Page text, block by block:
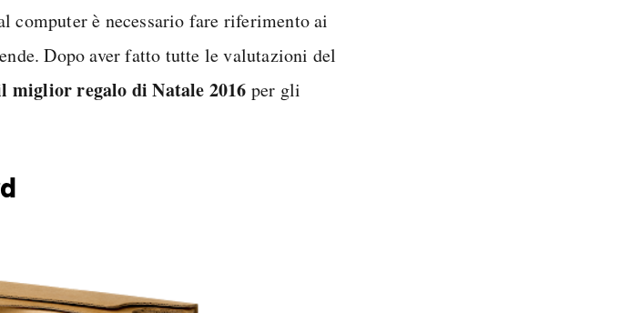
computer è necessario fare riferimento ai
Dopo aver fatto tutte le valutazioni del
miglior regalo di Natale 2016 per gli